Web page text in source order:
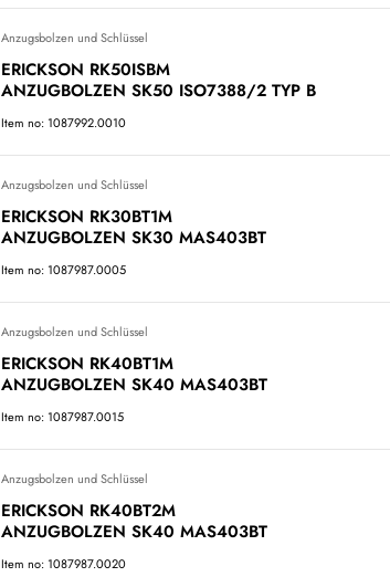
Anzugsbolzen und Schlüssel
ERICKSON RK50ISBM
ANZUGBOLZEN SK50 ISO7388/2 TYP B
Item no: 1087992.0010
Anzugsbolzen und Schlüssel
ERICKSON RK30BT1M
ANZUGBOLZEN SK30 MAS403BT
Item no: 1087987.0005
Anzugsbolzen und Schlüssel
ERICKSON RK40BT1M
ANZUGBOLZEN SK40 MAS403BT
Item no: 1087987.0015
Anzugsbolzen und Schlüssel
ERICKSON RK40BT2M
ANZUGBOLZEN SK40 MAS403BT
Item no: 1087987.0020